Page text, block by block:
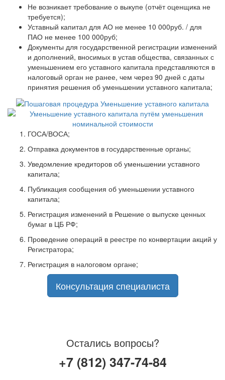
Не возникает требование о выкупе (отчёт оценщика не
требуется);
Уставный капитал для АО не менее 10 000руб. / для
ПАО не менее 100 000руб;
Документы для государственной регистрации изменений
и дополнений, вносимых в устав общества, связанных с
уменьшением его уставного капитала представляются в
налоговый орган не ранее, чем через 90 дней с даты
принятия решения об уменьшении уставного капитала;
ГОСА/ВОСА;
Отправка документов в государственные органы;
Уведомление кредиторов об уменьшении уставного
капитала;
Публикация сообщения об уменьшении уставного
капитала;
Регистрация изменений в Решение о выпуске ценных
бумаг в ЦБ РФ;
Проведение операций в реестре по конвертации акций у
Регистратора;
Регистрация в налоговом органе;
Консультация специалиста
Остались вопросы?
+7 (812) 347-74-84